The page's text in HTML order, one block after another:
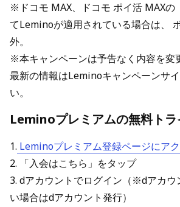
※ドコモ MAX、ドコモ ポイ活 MAXの
てLeminoが適用されている場合は、
外。
※本キャンペーンは予告なく内容を変
最新の情報はLeminoキャンペーンサ
い。
Leminoプレミアムの無料ト
1. Leminoプレミアム登録ページにア
2. 「入会はこちら」をタップ
3. dアカウントでログイン（※dアカウ
い場合はdアカウント発行）